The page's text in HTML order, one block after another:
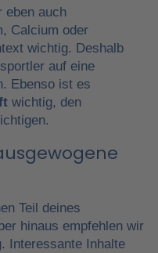
eben auch
Calcium oder
wichtig. Deshalb
auf eine
Ebenso ist es
wichtig, den
Teil deines
hinaus empfehlen wir
. Interessante Inhalte